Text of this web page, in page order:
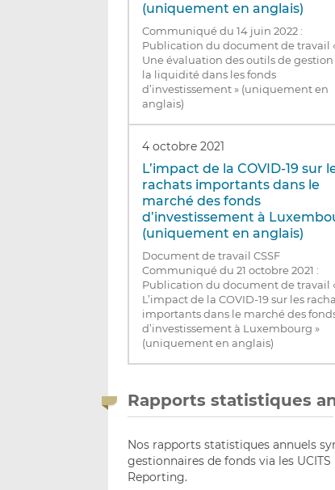
(uniquement en anglais)
Communiqué du 14 juin 2022 :
Publication du document de travail
Une évaluation des outils de
la liquidité dans les fonds
d’investissement » (uniquement en
anglais)
4 octobre 2021
L’impact de la COVID-19 sur
rachats importants dans le
marché des fonds
d’investissement à
(uniquement en anglais)
Document de travail CSSF
Communiqué du 21 octobre 2021 :
Publication du document de travail
L’impact de la COVID-19 sur les
importants dans le marché des
d’investissement à Luxembourg »
(uniquement en anglais)
Rapports statistiques
Nos rapports statistiques annuels
gestionnaires de fonds via les
Reporting.